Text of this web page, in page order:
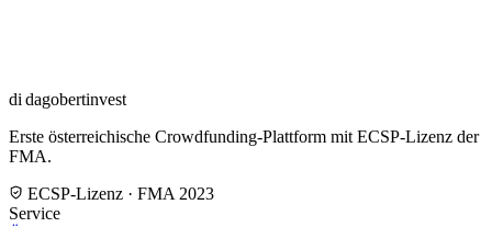
di dagobertinvest
Erste österreichische Crowdfunding-Plattform mit ECSP-Lizenz der
FMA.
ECSP-Lizenz · FMA 2023
Service